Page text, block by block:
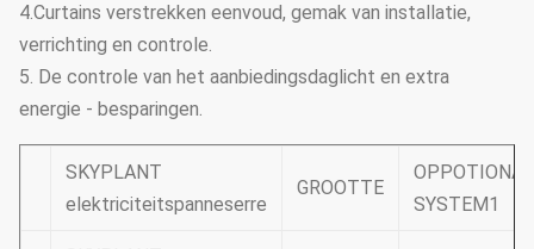
4.Curtains verstrekken eenvoud, gemak van installatie,
verrichting en controle.
5. De controle van het aanbiedingsdaglicht en extra
energie - besparingen.
SKYPLANT
elektriciteitspanneserre
GROOTTE
OPPOTIONAL
SYSTEM1